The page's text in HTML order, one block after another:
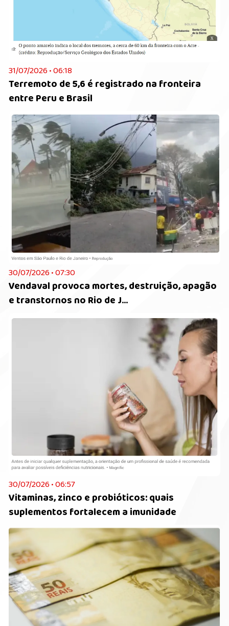
31/07/2026 • 06:18
Terremoto de 5,6 é registrado na fronteira
entre Peru e Brasil
30/07/2026 • 07:30
Vendaval provoca mortes, destruição, apagão
e transtornos no Rio de J...
30/07/2026 • 06:57
Vitaminas, zinco e probióticos: quais
suplementos fortalecem a imunidade